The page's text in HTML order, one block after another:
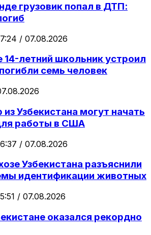
грузовик попал в ДТП:
/ 07.08.2026
14-летний школьник устроил
семь человек
Узбекистана могут начать
работы в США
/ 07.08.2026
Узбекистана разъяснили
идентификации животных
/ 07.08.2026
оказался рекордно